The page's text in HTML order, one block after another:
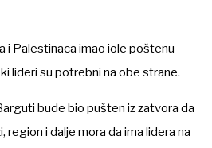
i Palestinaca imao iole poštenu
lideri su potrebni na obe strane.
bude bio pušten iz zatvora da
region i dalje mora da ima lidera na